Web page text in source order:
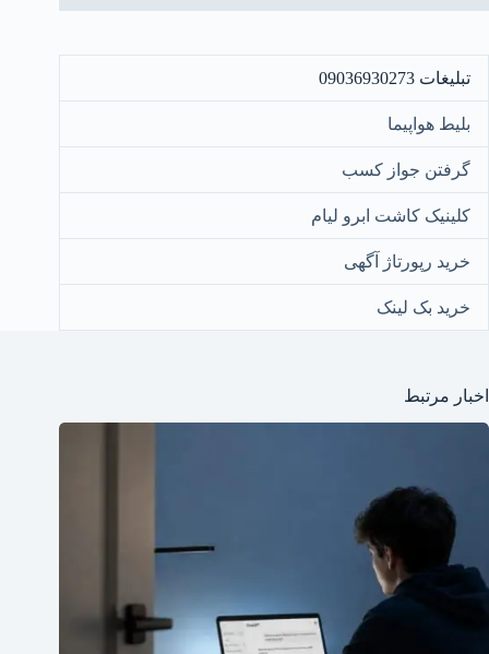
تبلیغات 09036930273
بلیط هواپیما
گرفتن جواز کسب
کلینیک کاشت ابرو لیام
خرید رپورتاژ آگهی
خرید بک لینک
اخبار مرتبط